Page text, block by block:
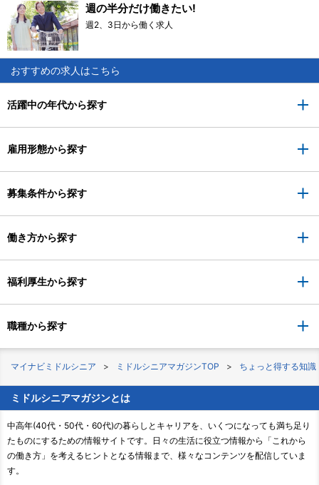
週の半分だけ働きたい!
週2、3日から働く求人
おすすめの求人はこちら
活躍中の年代から探す
雇用形態から探す
募集条件から探す
働き方から探す
福利厚生から探す
職種から探す
マイナビミドルシニア ミドルシニアマガジンTOP ちょっと得する知識
ミドルシニアマガジンとは
中高年(40代・50代・60代)の暮らしとキャリアを、いくつになっても満ち足り
たものにするための情報サイトです。日々の生活に役立つ情報から「これから
の働き方」を考えるヒントとなる情報まで、様々なコンテンツを配信していま
す。